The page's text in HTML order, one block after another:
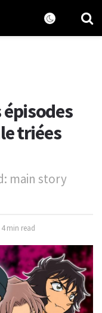
épisodes
triées
main story
4 min read